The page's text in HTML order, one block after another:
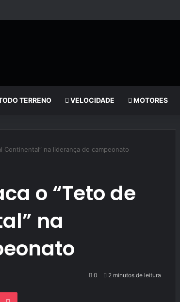
TERRENO VELOCIDADE MOTORES
Continental” na liderança do campeonato
o “Teto de
na
0 2 minutos de leitura
Pocket